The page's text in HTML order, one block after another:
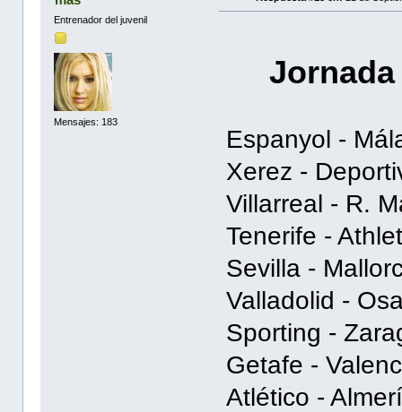
Entrenador del juvenil
Mensajes: 183
Jornada
Espanyol -
Xerez -
Villarreal - R.
Tenerife -
Sevilla -
Valladolid -
Sporting -
Getafe -
Atlético -